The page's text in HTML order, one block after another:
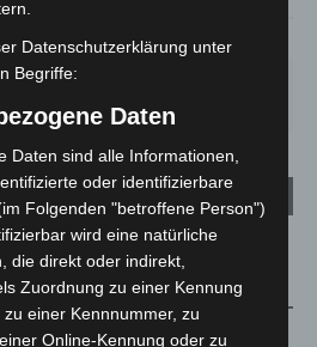
1.8m/s
MO.
29° 23°
Barbara-Susann Mehring zeigt ihre
Datenschutzerklärung unter
Begriffe:
Daten
Daten sind alle Informationen,
oder identifizierbare
Folgenden "betroffene Person")
wird eine natürliche
die direkt oder indirekt,
Zuordnung zu einer Kennung
einer Kennnummer, zu
Online-Kennung oder zu